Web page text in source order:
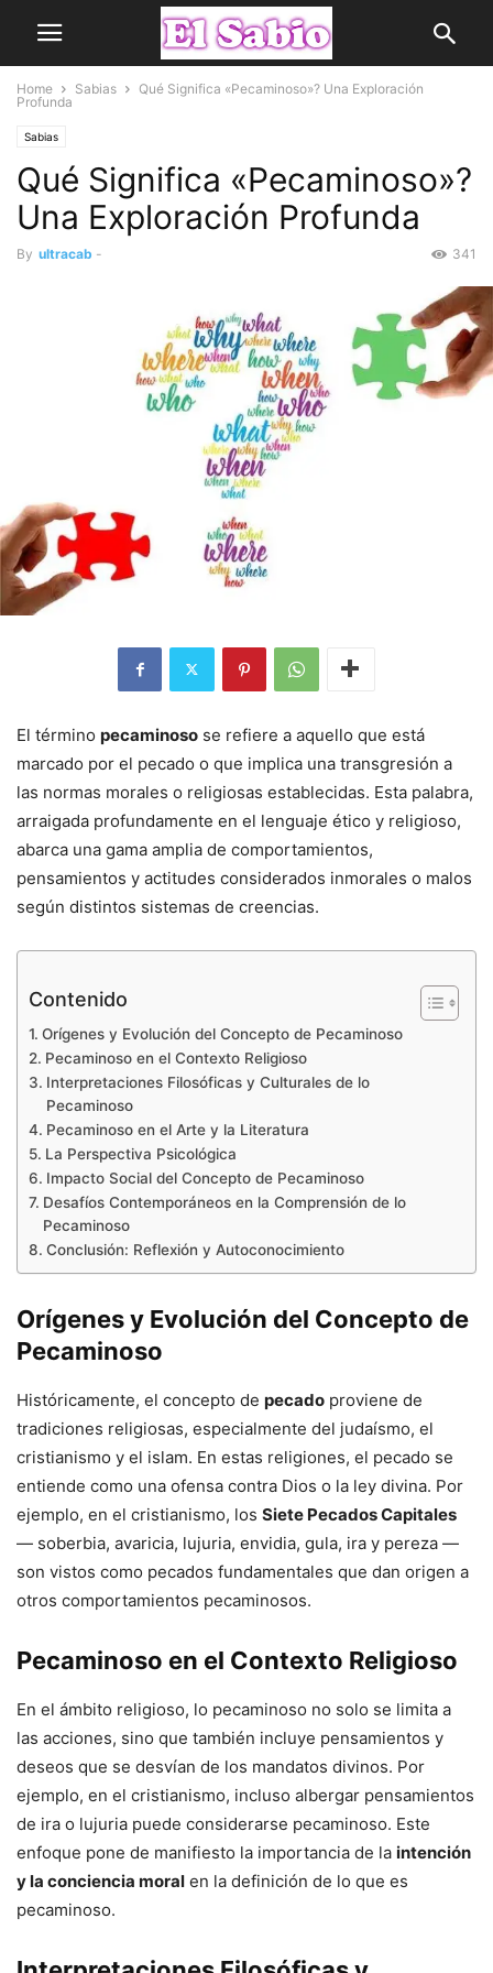
Home Sabias
Qué Significa «Pecaminoso»? Una Exploración
Profunda
Sabias
Qué Significa «Pecaminoso»?
Una Exploración Profunda
By ultracab - 341
El término pecaminoso se refiere a aquello que está
marcado por el pecado o que implica una transgresión a
las normas morales o religiosas establecidas. Esta palabra,
arraigada profundamente en el lenguaje ético y religioso,
abarca una gama amplia de comportamientos,
pensamientos y actitudes considerados inmorales o malos
según distintos sistemas de creencias.
Contenido
Orígenes y Evolución del Concepto de Pecaminoso
Pecaminoso en el Contexto Religioso
Interpretaciones Filosóficas y Culturales de lo
Pecaminoso
Pecaminoso en el Arte y la Literatura
La Perspectiva Psicológica
Impacto Social del Concepto de Pecaminoso
Desafíos Contemporáneos en la Comprensión de lo
Pecaminoso
Conclusión: Reflexión y Autoconocimiento
Orígenes y Evolución del Concepto de
Pecaminoso
Históricamente, el concepto de pecado proviene de
tradiciones religiosas, especialmente del judaísmo, el
cristianismo y el islam. En estas religiones, el pecado se
entiende como una ofensa contra Dios o la ley divina. Por
ejemplo, en el cristianismo, los Siete Pecados Capitales
— soberbia, avaricia, lujuria, envidia, gula, ira y pereza —
son vistos como pecados fundamentales que dan origen a
otros comportamientos pecaminosos.
Pecaminoso en el Contexto Religioso
En el ámbito religioso, lo pecaminoso no solo se limita a
las acciones, sino que también incluye pensamientos y
deseos que se desvían de los mandatos divinos. Por
ejemplo, en el cristianismo, incluso albergar pensamientos
de ira o lujuria puede considerarse pecaminoso. Este
enfoque pone de manifiesto la importancia de la intención
y la conciencia moral en la definición de lo que es
pecaminoso.